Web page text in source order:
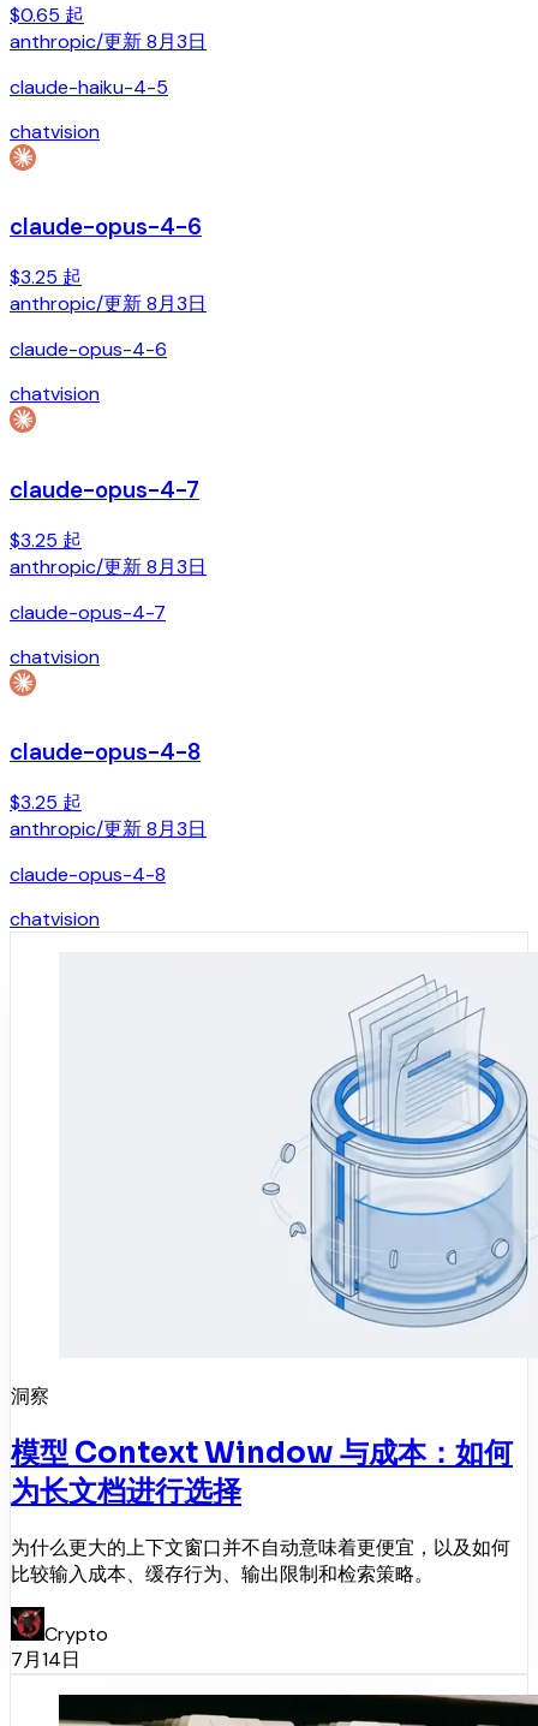
$0.65 起
anthropic/更新8月3日
claude-haiku-4-5
chatvision
claude-opus-4-6
$3.25 起
anthropic/更新8月3日
claude-opus-4-6
chatvision
claude-opus-4-7
$3.25 起
anthropic/更新8月3日
claude-opus-4-7
chatvision
claude-opus-4-8
$3.25 起
anthropic/更新8月3日
claude-opus-4-8
chatvision
洞察
模型 Context Window 与成本：如何
为长文档进行选择
为什么更大的上下文窗口并不自动意味着更便宜，以及如何
比较输入成本、缓存行为、输出限制和检索策略。
Crypto
7月14日